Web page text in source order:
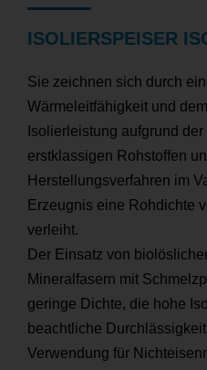
ISOLIERSPEISER
Sie zeichnen sich durch
Wärmeleitfähigkeit und
Isolierleistung aufgrund
erstklassigen Rohstoffen
Herstellungsverfahren im
Erzeugnis eine Rohdichte
verleiht.
Der Einsatz von
Mineralfasern mit
geringe Dichte, die hohe
beachtliche
Verwendung für